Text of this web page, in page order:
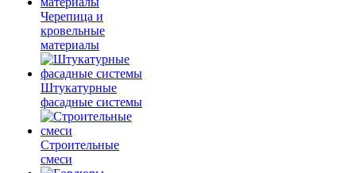
Черепица и
кровельные
материалы
Штукатурные
фасадные системы
Строительные
смеси